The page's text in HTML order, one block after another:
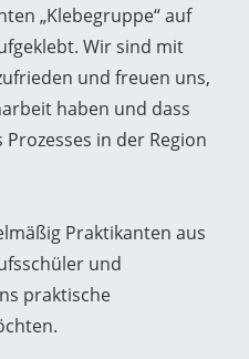
„Klebegruppe“ auf
Wir sind mit
und freuen uns,
haben und dass
in der Region
Praktikanten aus
und
praktische